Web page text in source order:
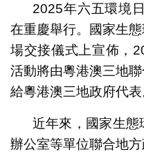
2025年六五環境
在重慶舉行。國家生
場交接儀式上宣佈，
活動將由粵港澳三地
給粵港澳三地政府代表
近年來，國家生
辦公室等單位聯合地